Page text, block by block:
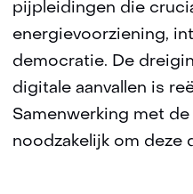
pijpleidingen die
energievoorziening,
democratie. De
digitale aanvallen is
Samenwerking met
noodzakelijk om deze